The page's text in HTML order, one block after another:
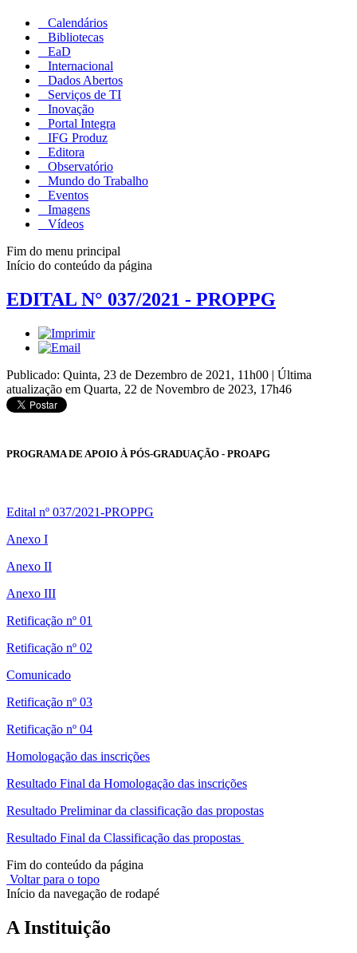
Calendários
Bibliotecas
EaD
Internacional
Dados Abertos
Serviços de TI
Inovação
Portal Integra
IFG Produz
Editora
Observatório
Mundo do Trabalho
Eventos
Imagens
Vídeos
Fim do menu principal
Início do conteúdo da página
EDITAL N° 037/2021 - PROPPG
Publicado: Quinta, 23 de Dezembro de 2021, 11h00 | Última
atualização em Quarta, 22 de Novembro de 2023, 17h46
PROGRAMA DE APOIO À PÓS-GRADUAÇÃO - PROAPG
Edital nº 037/2021-PROPPG
Anexo I
Anexo II
Anexo III
Retificação nº 01
Retificação nº 02
Comunicado
Retificação nº 03
Retificação nº 04
Homologação das inscrições
Resultado Final da Homologação das inscrições
Resultado Preliminar da classificação das propostas
Resultado Final da Classificação das propostas
Fim do conteúdo da página
Voltar para o topo
Início da navegação de rodapé
A Instituição